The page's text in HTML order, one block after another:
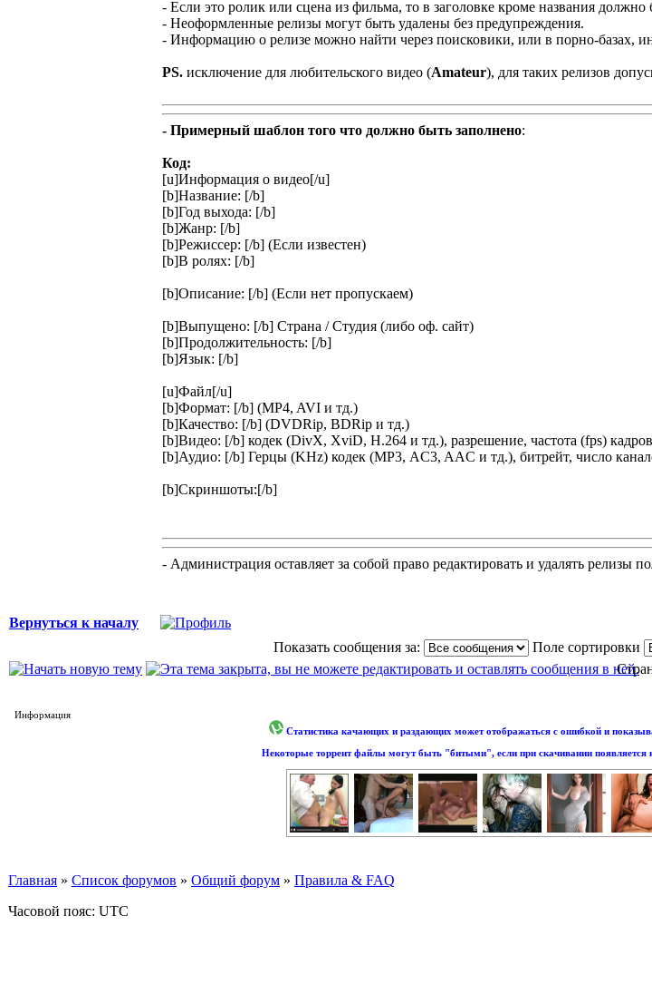
- Если это ролик или сцена из фильма, то в заголовке кроме названия должно
- Неоформленные релизы могут быть удалены без предупреждения.
- Информацию о релизе можно найти через поисковики, или в порно-базах,
PS. исключение для любительского видео (Amateur), для таких релизов
- Примерный шаблон того что должно быть заполнено:
Код:
[u]Информация о видео[/u]
[b]Название: [/b]
[b]Год выхода: [/b]
[b]Жанр: [/b]
[b]Режиссер: [/b] (Если известен)
[b]В ролях: [/b]
[b]Описание: [/b] (Если нет пропускаем)
[b]Выпущено: [/b] Страна / Студия (либо оф. сайт)
[b]Продолжительность: [/b]
[b]Язык: [/b]
[u]Файл[/u]
[b]Формат: [/b] (MP4, AVI и тд.)
[b]Качество: [/b] (DVDRip, BDRip и тд.)
[b]Видео: [/b] кодек (DivX, XviD, H.264 и тд.), разрешение, частота (fps)
[b]Аудио: [/b] Герцы (KHz) кодек (MP3, АC3, AAC и тд.), битрейт, число
[b]Скриншоты:[/b]
- Администрация оставляет за собой право редактировать и удалять релизы
Вернуться к началу
Показать сообщения за:
Поле сортировки
Информация
Статистика качающих и раздающих может отображаться с ошибкой и
Некоторые торрент файлы могут быть "битыми", если при скачивании
Главная » Список форумов » Общий форум » Правила & FAQ
Часовой пояс: UTC